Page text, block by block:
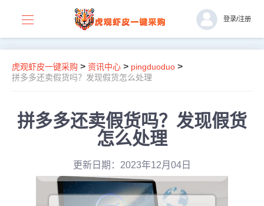
登录/注册
虎观虾皮一键采购 > 资讯中心 > pingduoduo >
拼多多还卖假货吗？发现假货怎么处理
拼多多还卖假货吗？发现假货
怎么处理
更新日期：2023年12月04日